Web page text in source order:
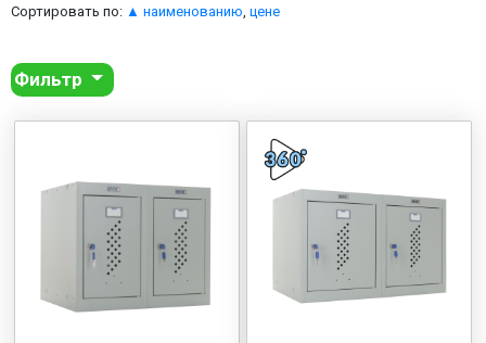
Сортировать по: ▲ наименованию цене
Фильтр